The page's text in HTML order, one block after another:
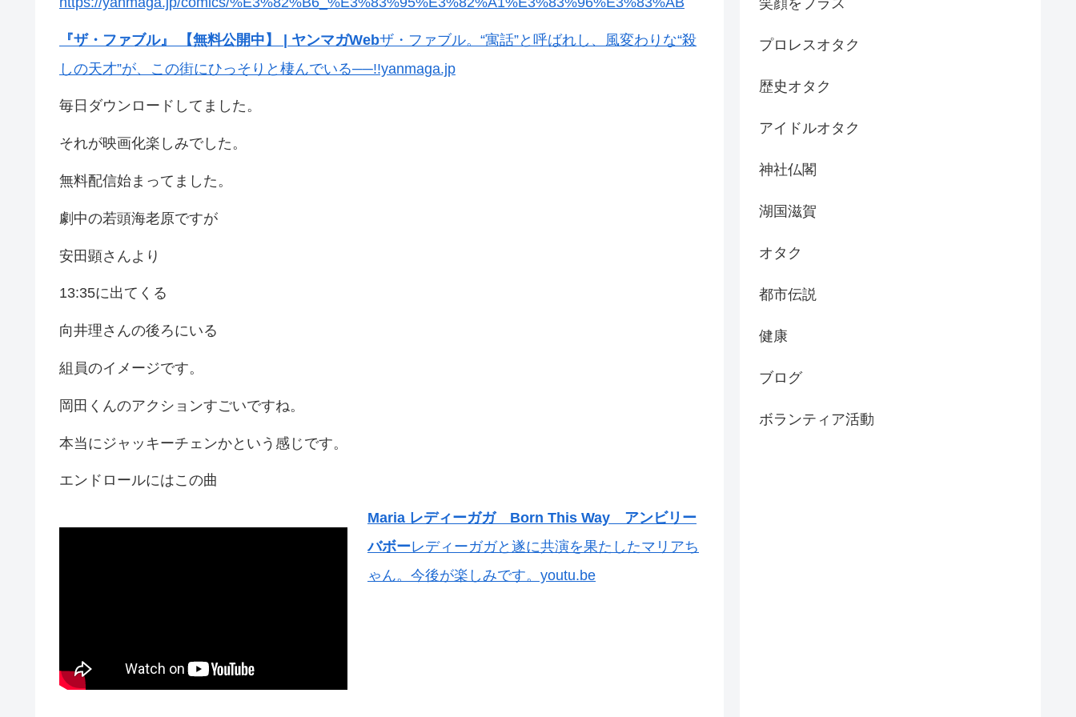
『ザ・ファブル』 【無料公開中】 | ヤンマガWebザ・ファブル。“寓話”と呼ばれし、風変わりな“殺
しの天才”が、この街にひっそりと棲んでいる──!!yanmaga.jp
毎日ダウンロードしてました。
それが映画化楽しみでした。
無料配信始まってました。
劇中の若頭海老原ですが
安田顕さんより
13:35に出てくる
向井理さんの後ろにいる
組員のイメージです。
岡田くんのアクションすごいですね。
本当にジャッキーチェンかという感じです。
エンドロールにはこの曲
Maria レディーガガ Born This Way アンビリー
バボーレディーガガと遂に共演を果たしたマリアち
ゃん。今後が楽しみです。youtu.be
プロレスオタク
歴史オタク
アイドルオタク
神社仏閣
湖国滋賀
オタク
都市伝説
健康
ブログ
ボランティア活動